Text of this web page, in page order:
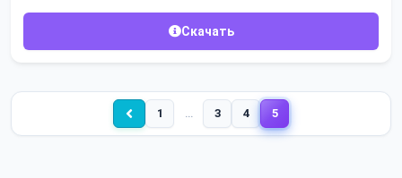
Скачать
1 … 3 4 5